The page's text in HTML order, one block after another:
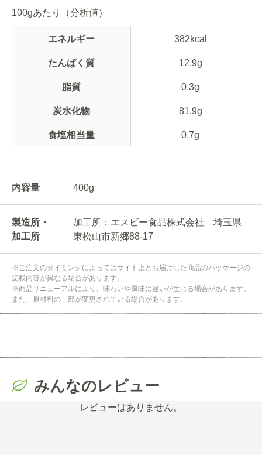
100gあたり（分析値）
エネルギー 382kcal
たんぱく質 12.9g
脂質 0.3g
炭水化物 81.9g
食塩相当量 0.7g
内容量 400g
製造所・
加工所
加工所：エスビー食品株式会社 埼玉県
東松山市新郷88-17
※ご注文のタイミングによってはサイト上とお届けした商品のパッケージの
記載内容が異なる場合があります。
※商品リニューアルにより、味わいや風味に違いが生じる場合があります。
また、原材料の一部が変更されている場合があります。
みんなのレビュー
レビューはありません。